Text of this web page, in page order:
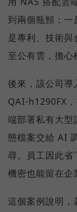
到兩個瓶頸：一
是專利、技術
至公有雲，擔心
後來，該公司
QAI-h1290FX
端部署私有大型
態檔案交給 AI
尋。員工因此省
機密也能留在企
這個案例說明